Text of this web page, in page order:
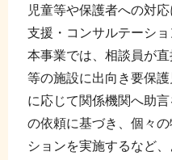
児童等や保護者への対
支援・コンサルテーショ
本事業では、相談員が
等の施設に出向き要保
に応じて関係機関へ助
の依頼に基づき、個々
ションを実施するなど